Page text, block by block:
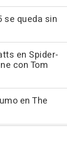
se queda sin
en Spider-
con Tom
en The